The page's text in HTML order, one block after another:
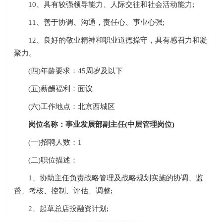
10、具有较强领导能力、人际交往和社会活动能力;
11、善于协调、沟通，责任心、事业心强;
12、良好的敬业精神和职业道德操守，具有感召力和凝
聚力。
(四)年龄要求：45周岁及以下
(五)薪酬福利：面议
(六)工作地点：北京西城区
岗位名称：事业发展部副主任(中层管理岗位)
(一)招聘人数：1
(二)职位描述：
1、协助主任负责战略管理及战略规划实施的协调、监
督、考核、控制、评估、调整;
2、起草总店投融资计划;